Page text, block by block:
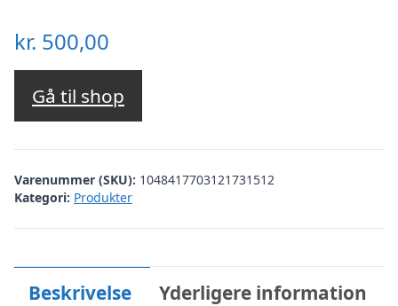
kr. 500,00
Gå til shop
Varenummer (SKU): 1048417703121731512
Kategori: Produkter
Beskrivelse Yderligere information